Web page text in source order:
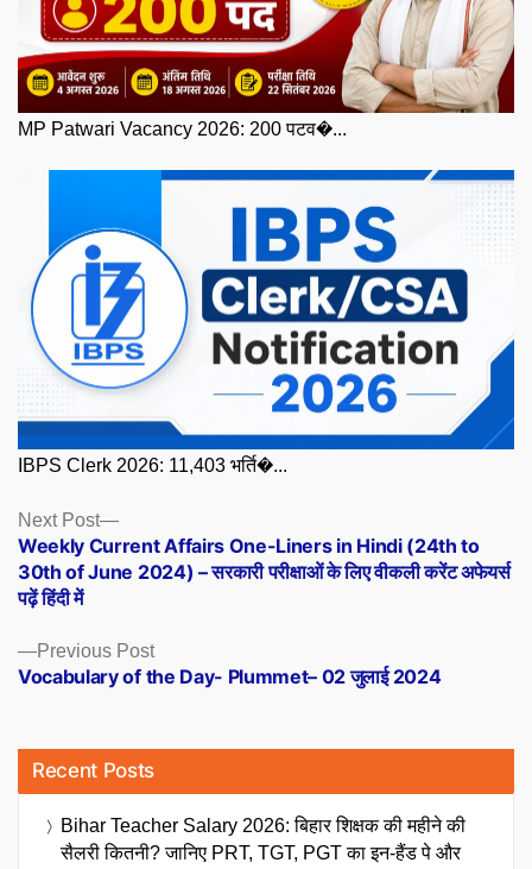
MP Patwari Vacancy 2026: 200 पटव�...
IBPS Clerk 2026: 11,403 भर्ति�...
Posts
navigation
Previous PostPrevious
post:
Vocabulary of the Day- Plummet– 02 जुलाई 2024
Next Post
Next
post:
Weekly Current Affairs One-Liners in Hindi (24th to
30th of June 2024) – सरकारी परीक्षाओं के लिए वीकली करेंट अफेयर्स
पढ़ें हिंदी में
Recent Posts
Bihar Teacher Salary 2026: बिहार शिक्षक की महीने की
सैलरी कितनी? जानिए PRT, TGT, PGT का इन-हैंड पे और